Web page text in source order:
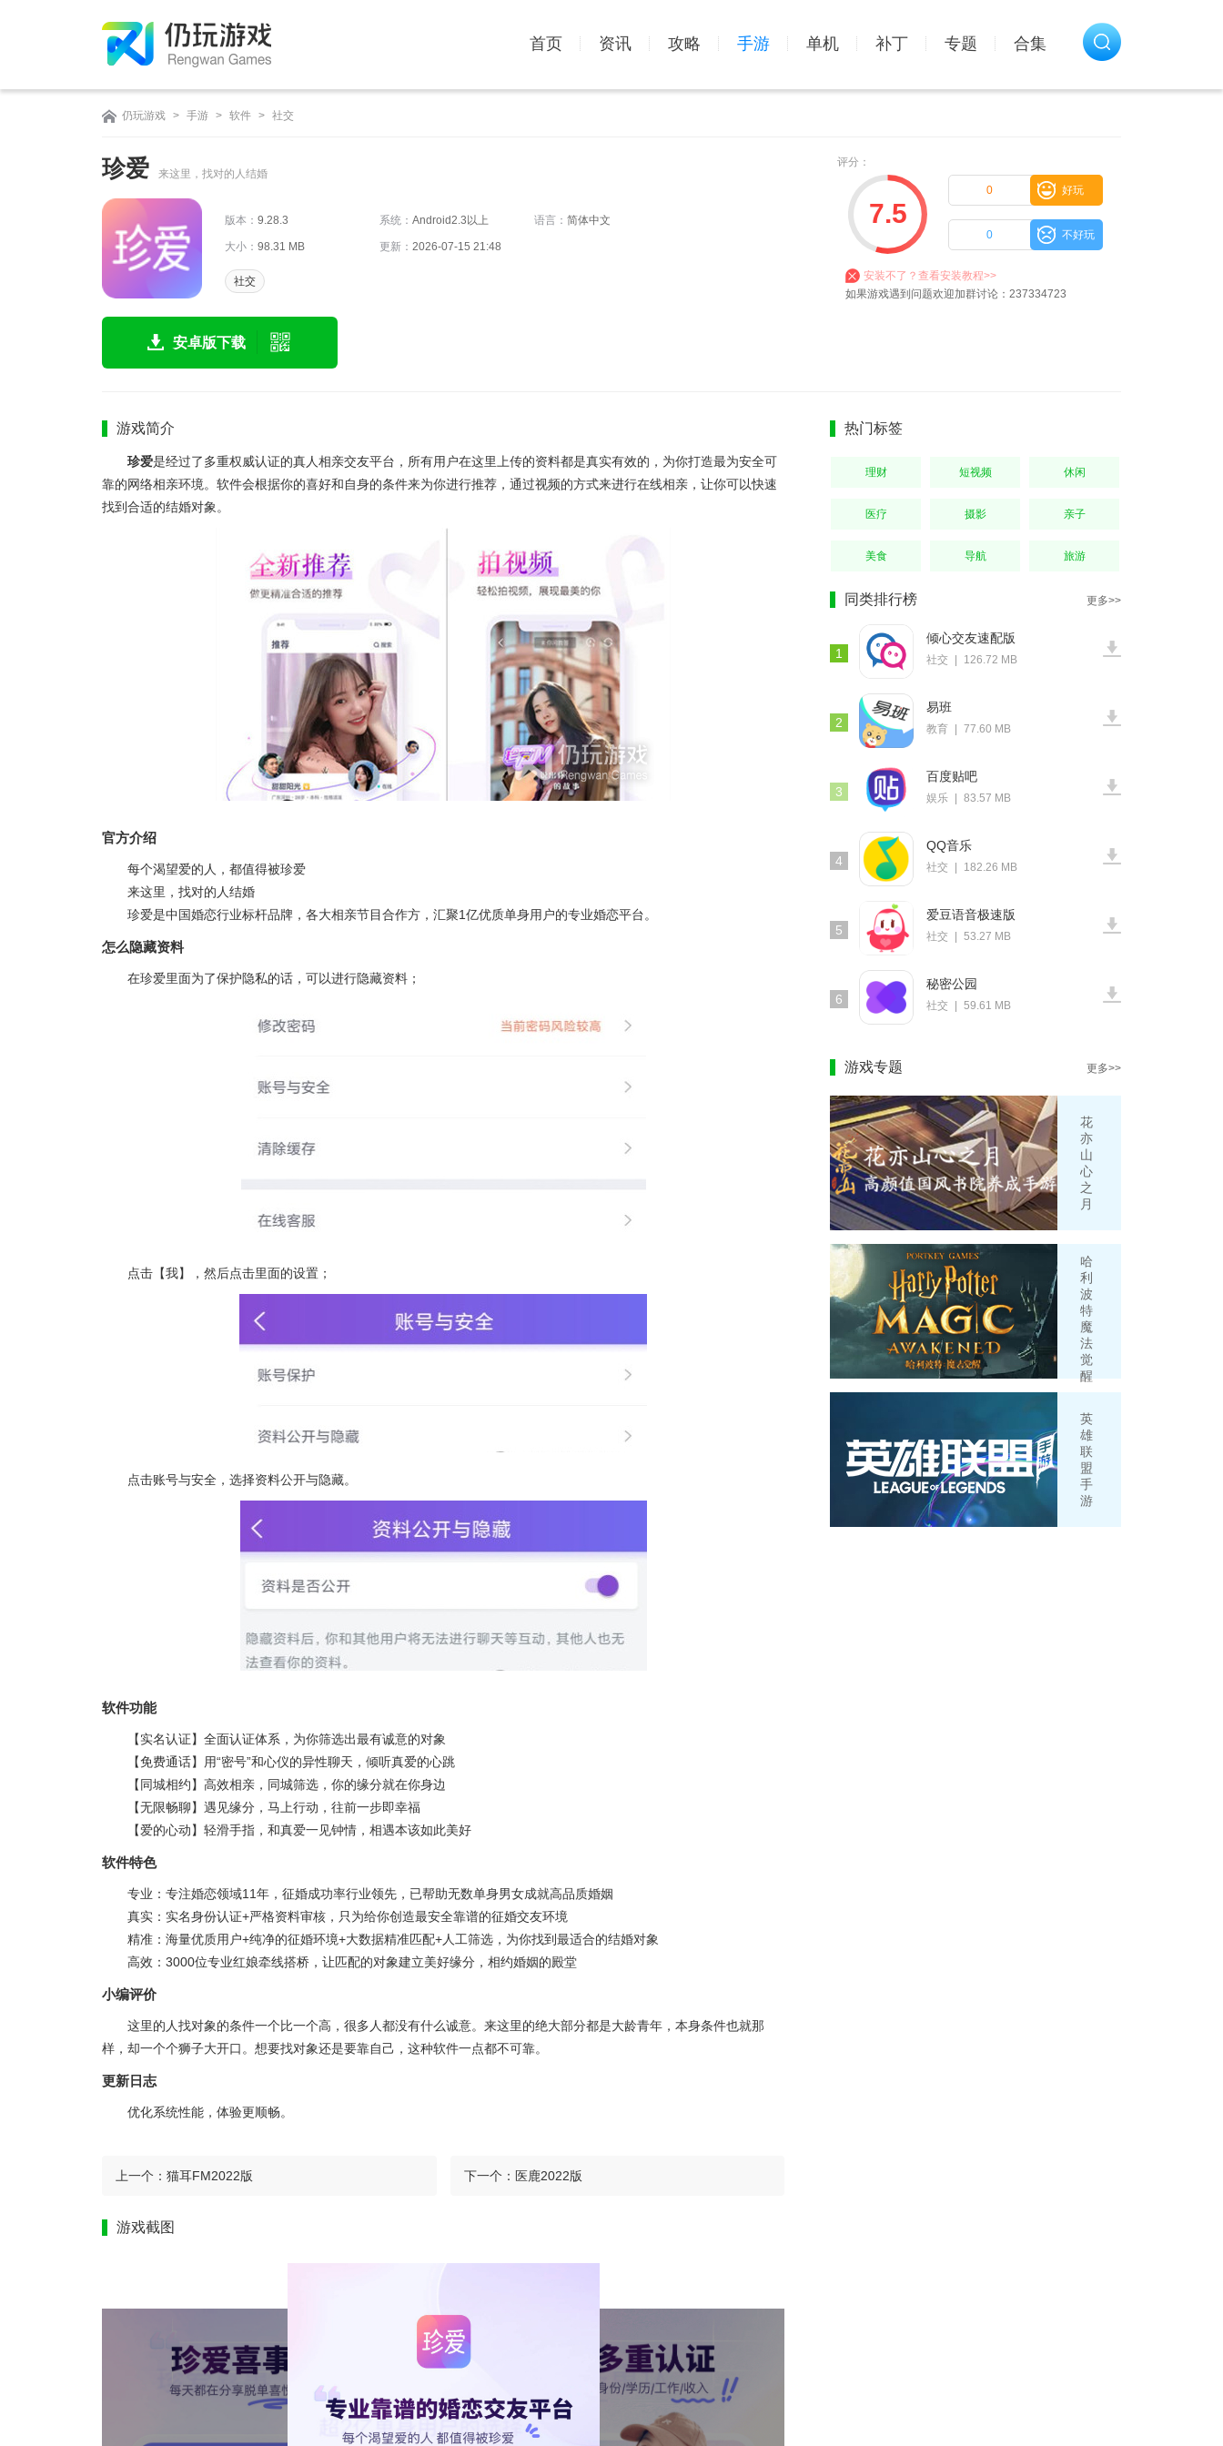
首页 资讯 攻略 手游 单机 补丁 专题 合集
仍玩游戏 > 手游 > 软件 > 社交
评分：
7.5
好玩
0
不好玩
0
珍爱 来这里，找对的人结婚
版本： 9.28.3 系统： Android2.3以上 语言： 简体中文
大小： 98.31 MB 更新： 2026-07-15 21:48
社交
安卓版下载
安装不了？查看安装教程>>
如果游戏遇到问题欢迎加群讨论：237334723
游戏简介
珍爱是经过了多重权威认证的真人相亲交友平台，所有用户在这里上传的资料都是真实有效的，为你打造最为安全可
靠的网络相亲环境。软件会根据你的喜好和自身的条件来为你进行推荐，通过视频的方式来进行在线相亲，让你可以快速
找到合适的结婚对象。
官方介绍
每个渴望爱的人，都值得被珍爱
来这里，找对的人结婚
珍爱是中国婚恋行业标杆品牌，各大相亲节目合作方，汇聚1亿优质单身用户的专业婚恋平台。
怎么隐藏资料
在珍爱里面为了保护隐私的话，可以进行隐藏资料；
点击【我】，然后点击里面的设置；
点击账号与安全，选择资料公开与隐藏。
软件功能
【实名认证】全面认证体系，为你筛选出最有诚意的对象
【免费通话】用“密号”和心仪的异性聊天，倾听真爱的心跳
【同城相约】高效相亲，同城筛选，你的缘分就在你身边
【无限畅聊】遇见缘分，马上行动，往前一步即幸福
【爱的心动】轻滑手指，和真爱一见钟情，相遇本该如此美好
软件特色
专业：专注婚恋领域11年，征婚成功率行业领先，已帮助无数单身男女成就高品质婚姻
真实：实名身份认证+严格资料审核，只为给你创造最安全靠谱的征婚交友环境
精准：海量优质用户+纯净的征婚环境+大数据精准匹配+人工筛选，为你找到最适合的结婚对象
高效：3000位专业红娘牵线搭桥，让匹配的对象建立美好缘分，相约婚姻的殿堂
小编评价
这里的人找对象的条件一个比一个高，很多人都没有什么诚意。来这里的绝大部分都是大龄青年，本身条件也就那
样，却一个个狮子大开口。想要找对象还是要靠自己，这种软件一点都不可靠。
更新日志
优化系统性能，体验更顺畅。
上一个： 猫耳FM2022版 下一个： 医鹿2022版
游戏截图
热门标签
理财 短视频 休闲
医疗 摄影 亲子
美食 导航 旅游
同类排行榜 更多>>
1
倾心交友速配版
社交 126.72 MB
2
易班
教育 77.60 MB
3
百度贴吧
娱乐 83.57 MB
4
QQ音乐
社交 182.26 MB
5
爱豆语音极速版
社交 53.27 MB
6
秘密公园
社交 59.61 MB
游戏专题 更多>>
花
亦
山
心
之
月
哈
利
波
特
魔
法
觉
醒
英
雄
联
盟
手
游